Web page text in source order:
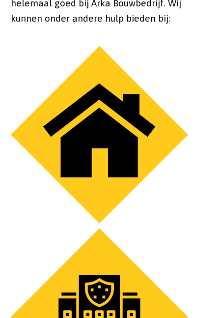
helemaal goed bij Arka Bouwbedrijf. Wij
kunnen onder andere hulp bieden bij: